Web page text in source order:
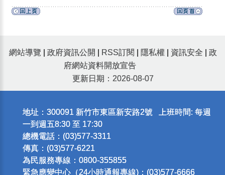
網站導覽 政府資訊公開 RSS訂閱 隱私權 資訊安全
政
府網站資料開放宣告
更新日期：2026-08-07
地址：300091 新竹市東區新安路2號 上班時間: 每週
一到週五8:30 至 17:30
總機電話：(03)577-3311
傳真：(03)577-6221
為民服務專線：0800-355855
緊急應變中心（24小時通報專線)：(03)577-6666